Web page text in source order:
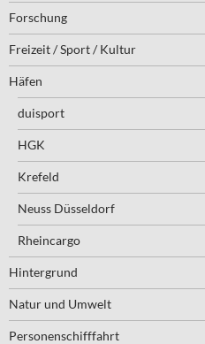
Forschung
Freizeit / Sport / Kultur
Häfen
duisport
HGK
Krefeld
Neuss Düsseldorf
Rheincargo
Hintergrund
Natur und Umwelt
Personenschifffahrt